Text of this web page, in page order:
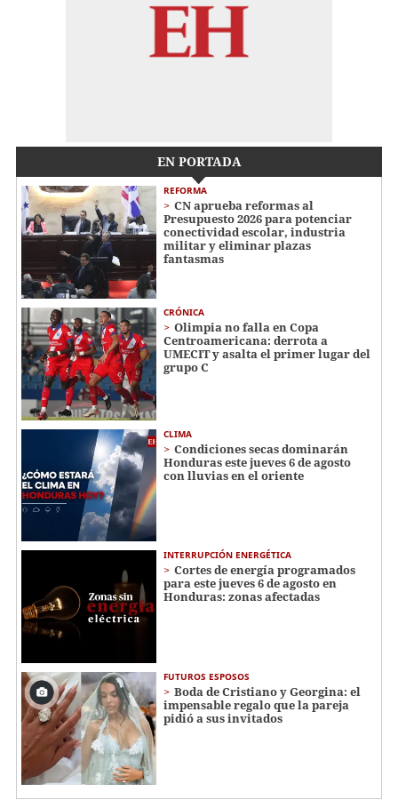
EN PORTADA
REFORMA
CN aprueba reformas al
Presupuesto 2026 para potenciar
conectividad escolar, industria
militar y eliminar plazas
fantasmas
CRÓNICA
Olimpia no falla en Copa
Centroamericana: derrota a
UMECIT y asalta el primer lugar del
grupo C
CLIMA
Condiciones secas dominarán
Honduras este jueves 6 de agosto
con lluvias en el oriente
INTERRUPCIÓN ENERGÉTICA
Cortes de energía programados
para este jueves 6 de agosto en
Honduras: zonas afectadas
FUTUROS ESPOSOS
Boda de Cristiano y Georgina: el
impensable regalo que la pareja
pidió a sus invitados